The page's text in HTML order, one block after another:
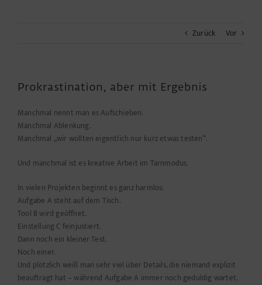
Zurück Vor
Prokrastination, aber mit Ergebnis
Manchmal nennt man es Aufschieben.
Manchmal Ablenkung.
Manchmal „wir wollten eigentlich nur kurz etwas testen“.
Und manchmal ist es kreative Arbeit im Tarnmodus.
In vielen Projekten beginnt es ganz harmlos:
Aufgabe A steht auf dem Tisch.
Tool B wird geöffnet.
Einstellung C feinjustiert.
Dann noch ein kleiner Test.
Noch einer.
Und plötzlich weiß man sehr viel über Details, die niemand explizit
beauftragt hat – während Aufgabe A immer noch geduldig wartet.